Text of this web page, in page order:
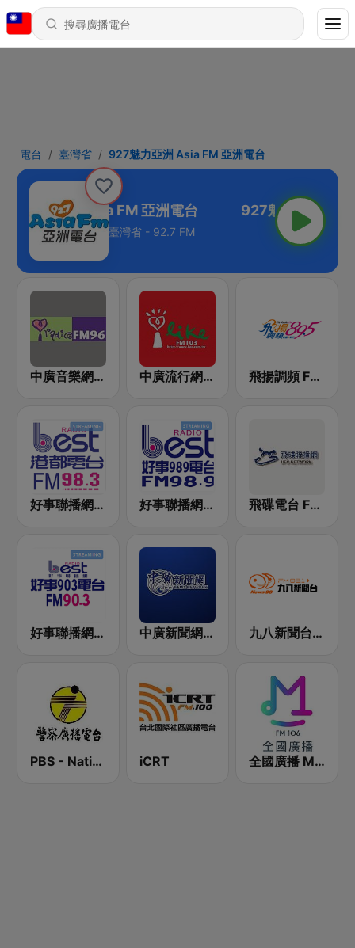
電台 臺灣省 927魅力亞洲 Asia FM 亞洲電台
魅力亞洲 Asia FM 亞洲電台
臺灣省 - 92.7 FM
中廣音樂網 i Radio FM96.3 中廣流行網 I like radio 飛揚調頻 FM 89.5
好事聯播網 港都983 Best Radio FM98.3 好事聯播網 Best Radio FM98.9 飛碟電台 FM92.1
好事聯播網 Best Radio FM90.3 中廣新聞網 BCC News Radio 九八新聞台 News98 FM 98.1
PBS - National Transportation iCRT 全國廣播 MRadio